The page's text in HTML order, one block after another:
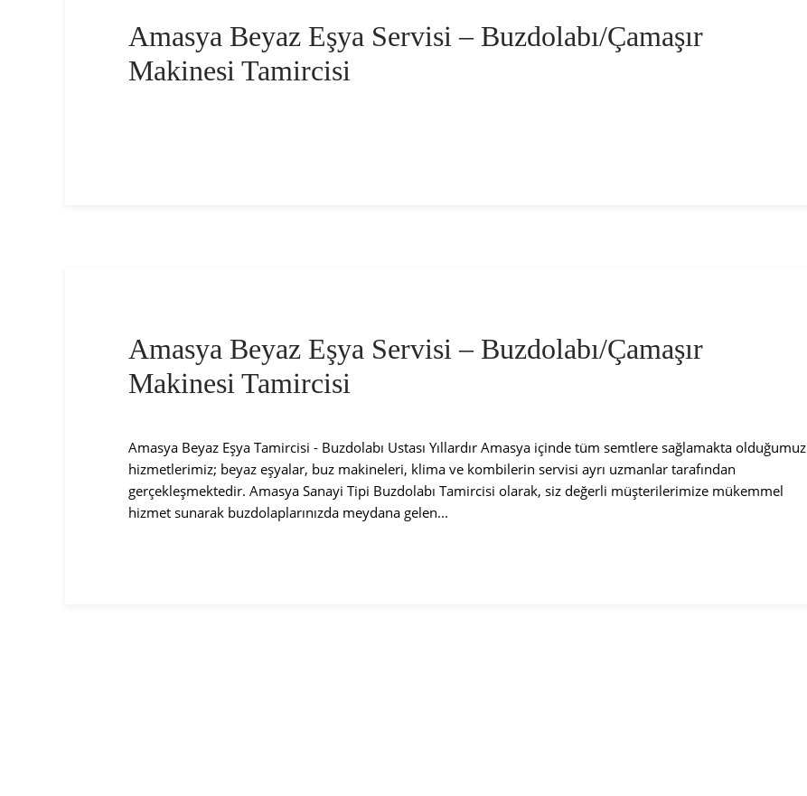
Amasya Beyaz Eşya Servisi – Buzdolabı/Çamaşır
Makinesi Tamircisi
Amasya Beyaz Eşya Servisi – Buzdolabı/Çamaşır
Makinesi Tamircisi
Amasya Beyaz Eşya Tamircisi - Buzdolabı Ustası Yıllardır Amasya içinde tüm semtlere sağlamakta olduğumuz
hizmetlerimiz; beyaz eşyalar, buz makineleri, klima ve kombilerin servisi ayrı uzmanlar tarafından
gerçekleşmektedir. Amasya Sanayi Tipi Buzdolabı Tamircisi olarak, siz değerli müşterilerimize mükemmel
hizmet sunarak buzdolaplarınızda meydana gelen...